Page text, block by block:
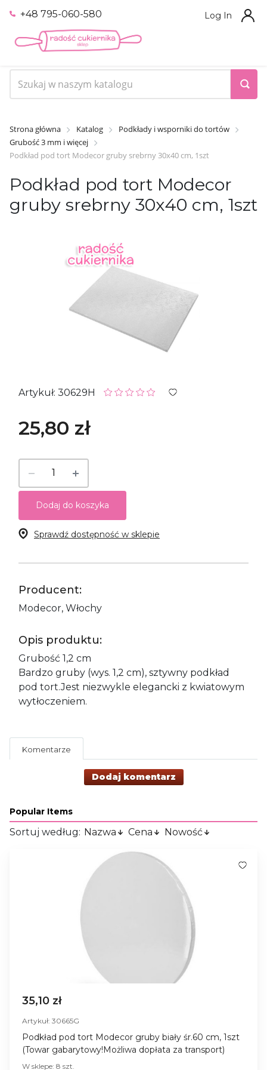
+48 795-060-580 Log In
Strona główna Katalog
Podkłady i wsporniki do tortów
Grubość 3 mm i więcej
Podkład pod tort Modecor gruby srebrny 30х40 cm, 1szt
Podkład pod tort Modecor
gruby srebrny 30х40 cm, 1szt
Artykuł: 30629H
25,80 zł
Dodaj do koszyka
Sprawdź dostępność w sklepie
Producent:
Modecor, Włochy
Opis produktu:
Grubość 1,2 cm
Bardzo gruby (wys. 1,2 cm), sztywny podkład
pod tort.Jest niezwykle elegancki z kwiatowym
wytłoczeniem.
Komentarze
Dodaj komentarz
Popular Items
Sortuj według: Nazwa Cena Nowość
35,10 zł
Artykuł: 30665G
Podkład pod tort Modecor gruby biały śr.60 cm, 1szt
(Towar gabarytowy!Możliwa dopłata za transport)
W sklepe: 8 szt.